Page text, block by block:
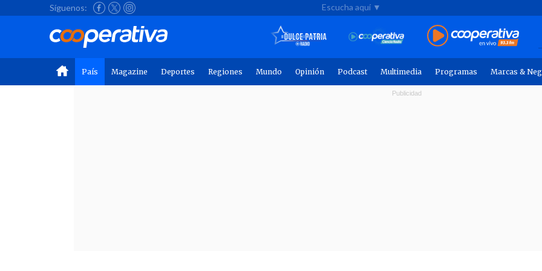
Síguenos: Escucha aquí ▼
País Magazine Deportes Regiones Mundo Opinión Podcast Multimedia Programas Marcas &